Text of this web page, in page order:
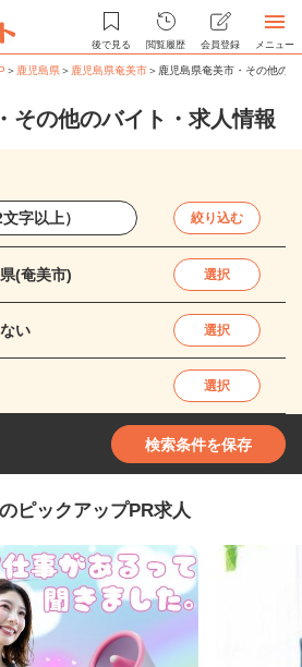
後で見る 閲覧履歴 会員登録 メニュー
＞ 鹿児島県＞ 鹿児島県奄美市＞ 鹿児島県奄美市・その他の
その他のバイト・求人情報
絞り込む
(奄美市) 選択
い 選択
選択
検索条件を保存
ピックアップPR求人